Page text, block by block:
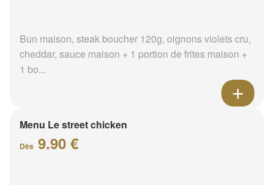
Bun maison, steak boucher 120g, oignons violets cru,
cheddar, sauce maison + 1 portion de frites maison +
1 bo...
Menu Le street chicken
Dès 9.90 €